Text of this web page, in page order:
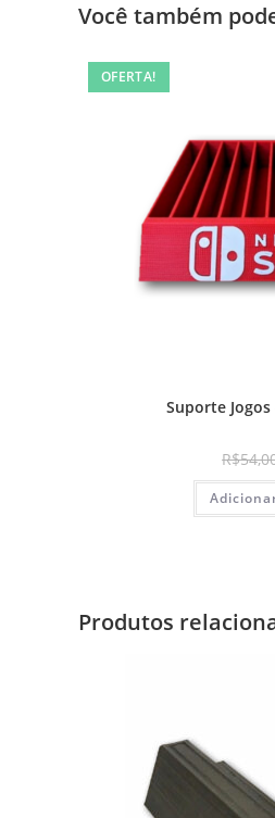
Você também
OFERTA!
Suporte
R$
Produtos